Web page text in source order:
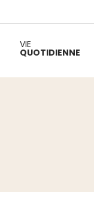
VIE
QUOTIDIENNE